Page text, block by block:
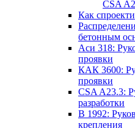
CSA
Как
бетонным
Аси 318:
проявки
КАК 3600:
проявки
CSA A23.3:
разработки
В 1992:
крепления